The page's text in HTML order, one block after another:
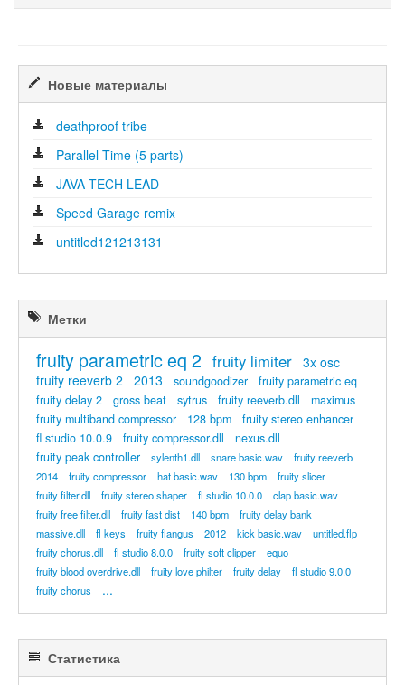
Новые материалы
deathproof tribe
Parallel Time (5 parts)
JAVA TECH LEAD
Speed Garage remix
untitled121213131
Метки
fruity parametric eq 2 fruity limiter 3x osc
fruity reeverb 2
2013 soundgoodizer
fruity parametric eq
fruity delay 2
gross beat sytrus fruity reeverb.dll
maximus
fruity multiband compressor
128 bpm
fruity stereo enhancer
fl studio 10.0.9
fruity compressor.dll
nexus.dll
fruity peak controller
sylenth1.dll snare basic.wav
fruity reeverb
2014
fruity compressor hat basic.wav 130 bpm
fruity slicer
fruity filter.dll
fruity stereo shaper fl studio 10.0.0
clap basic.wav
fruity free filter.dll
fruity fast dist 140 bpm
fruity delay bank
massive.dll
fl keys fruity flangus 2012 kick basic.wav
untitled.flp
fruity chorus.dll
fl studio 8.0.0 fruity soft clipper
equo
fruity blood overdrive.dll
fruity love philter fruity delay
fl studio 9.0.0
fruity chorus
...
Статистика